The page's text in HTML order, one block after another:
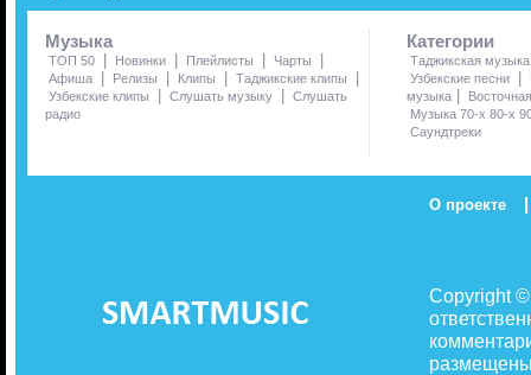
Музыка
ТОП 50 | Новинки | Плейлисты | Чарты |
Афиша | Релизы | Клипы | Таджикские клипы |
Узбекские клипы | Слушать музыку | Слушать
радио
Категории
Таджикская музыка
Узбекские песни
|
музыка |
Музыка 70-х 80-х
Саундтреки
О проекте |
Copyright
размещены